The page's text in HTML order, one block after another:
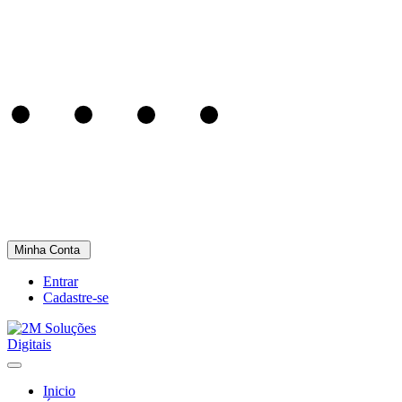
Minha Conta
Entrar
Cadastre-se
Inicio